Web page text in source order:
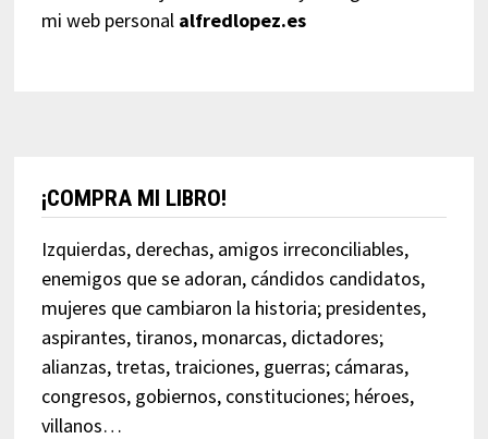
mi web personal alfredlopez.es
¡COMPRA MI LIBRO!
Izquierdas, derechas, amigos irreconciliables,
enemigos que se adoran, cándidos candidatos,
mujeres que cambiaron la historia; presidentes,
aspirantes, tiranos, monarcas, dictadores;
alianzas, tretas, traiciones, guerras; cámaras,
congresos, gobiernos, constituciones; héroes,
villanos…